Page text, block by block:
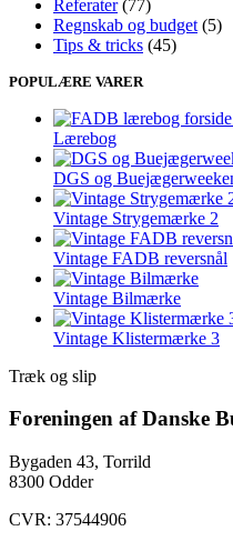
Referater(77)
Regnskab og budget (5)
Tips & tricks (45)
POPULÆRE VARER
Lærebog
DGS og
Vintage Strygemærke 2
Vintage FADB reversnål
Vintage Bilmærke
Vintage Klistermærke 3
Træk og slip
Foreningen af Danske
Bygaden 43, Torrild
8300 Odder
CVR: 37544906